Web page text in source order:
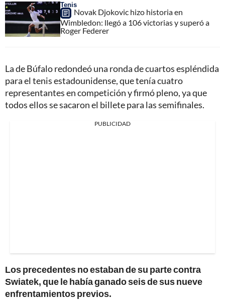
Tenis
Novak Djokovic hizo historia en
Wimbledon: llegó a 106 victorias y superó a
Roger Federer
La de Búfalo redondeó una ronda de cuartos espléndida
para el tenis estadounidense, que tenía cuatro
representantes en competición y firmó pleno, ya que
todos ellos se sacaron el billete para las semifinales.
PUBLICIDAD
Los precedentes no estaban de su parte contra
Swiatek, que le había ganado seis de sus nueve
enfrentamientos previos.